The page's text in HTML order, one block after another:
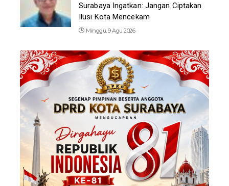
Surabaya Ingatkan: Jangan Ciptakan
Ilusi Kota Mencekam
Minggu, 9 Agu 2026